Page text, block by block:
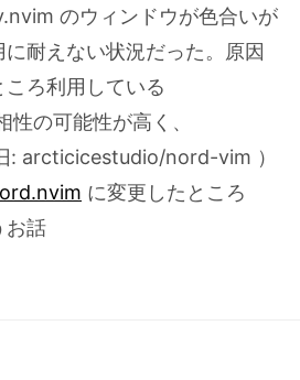
のウィンドウが色合いが
耐えない状況だった。原因
ろ利用している
の可能性が高く、
: arcticicestudio/nord-vim ）
に変更したところ
お話